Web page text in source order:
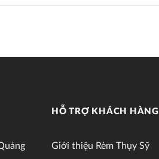
HỖ TRỢ KHÁCH HÀNG
Giới thiệu Rèm Thụy Sỹ